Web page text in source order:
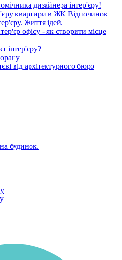
дизайнера інтер'єру!
квартири в ЖК Відпочинок.
Життя ідей.
офісу - як створити місце
інтер'єру?
від архітектурного бюро
будинок.